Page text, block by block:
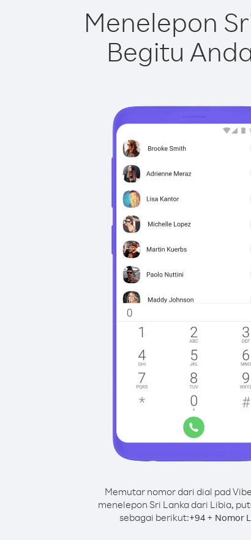
Menelepon
Begitu
Memutar nomor dari dial pad
menelepon Sri Lanka dari Libia,
sebagai berikut:+94 + Nomor